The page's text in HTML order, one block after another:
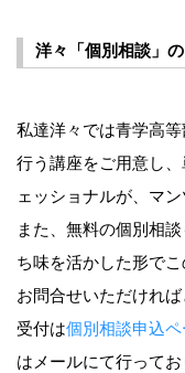
洋々「個別相談」
私達洋々では青学高
行う講座をご用意し
ェッショナルが、マ
また、無料の個別相
ち味を活かした形で
お問合せいただければ
受付は個別相談申込ペ
はメールにて行ってお